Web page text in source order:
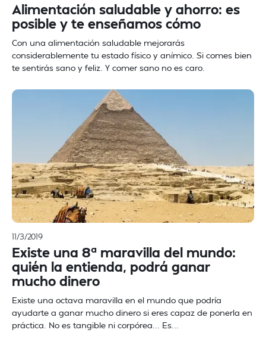
Alimentación saludable y ahorro: es
posible y te enseñamos cómo
Con una alimentación saludable mejorarás
considerablemente tu estado físico y anímico. Si comes bien
te sentirás sano y feliz. Y comer sano no es caro.
11/3/2019
Existe una 8ª maravilla del mundo:
quién la entienda, podrá ganar
mucho dinero
Existe una octava maravilla en el mundo que podría
ayudarte a ganar mucho dinero si eres capaz de ponerla en
práctica. No es tangible ni corpórea... Es...